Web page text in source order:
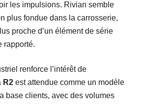
les impulsions. Rivian semble
plus fondue dans la carrosserie,
proche d’un élément de série
rapporté.
renforce l’intérêt de
R2 est attendue comme un modèle
base clients, avec des volumes